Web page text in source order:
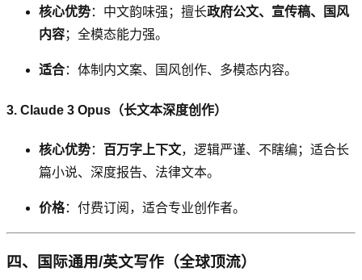
核心优势：中文韵味强；擅长政府公文、宣传稿、国风
内容；全模态能力强。
适合：体制内文案、国风创作、多模态内容。
3. Claude 3 Opus（长文本深度创作）
核心优势： 百万字上下文，逻辑严谨、不瞎编；适合长
篇小说、深度报告、法律文本。
价格：付费订阅，适合专业创作者。
四、国际通用/英文写作（全球顶流）